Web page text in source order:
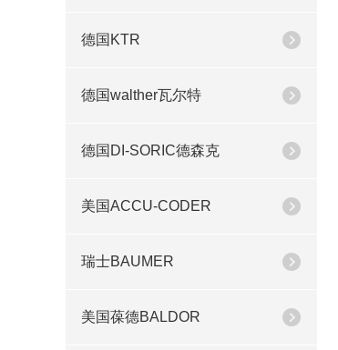
德国KTR
德国walther瓦尔特
德国DI-SORIC德森克
美国ACCU-CODER
瑞士BAUMER
美国葆德BALDOR